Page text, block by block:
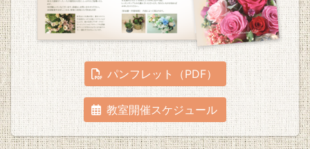
パンフレット（PDF）
教室開催スケジュール